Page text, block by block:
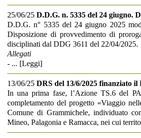
25/06/25 D.D.G. n. 5335 del 24 giugno.
D.D.G. n° 5335 del 24 giugno 2025
Disposizione di provvedimento di
disciplinati dal DDG 3611 del 22/04/2025.
Allegati
- ... [Leggi]
13/06/25 DRS del 13/6/2025 finanziato
In una prima fase, l’Azione TS.6 del
completamento del progetto «Viaggio
Comune di Grammichele, individuato
Mineo, Palagonia e Ramacca, nei cui